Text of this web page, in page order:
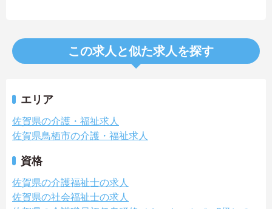
この求人と似た求人を探す
エリア
佐賀県の介護・福祉求人
佐賀県鳥栖市の介護・福祉求人
資格
佐賀県の介護福祉士の求人
佐賀県の社会福祉士の求人